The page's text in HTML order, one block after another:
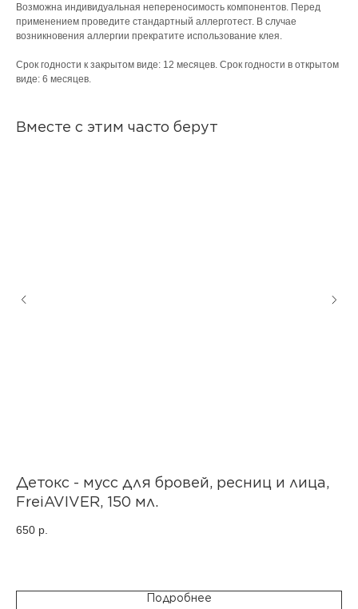
Возможна индивидуальная непереносимость компонентов. Перед
применением проведите стандартный аллерготест. В случае
возникновения аллергии прекратите использование клея.
Срок годности к закрытом виде: 12 месяцев. Срок годности в открытом
виде: 6 месяцев.
Вместе с этим часто берут
Детокс - мусс для бровей, ресниц и лица,
FreiAVIVER, 150 мл.
650 р.
Подробнее